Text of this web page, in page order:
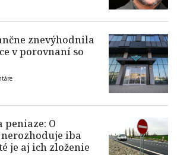
znevýhodnila
v porovnaní so
peniaze: O
iba
je aj ich zloženie